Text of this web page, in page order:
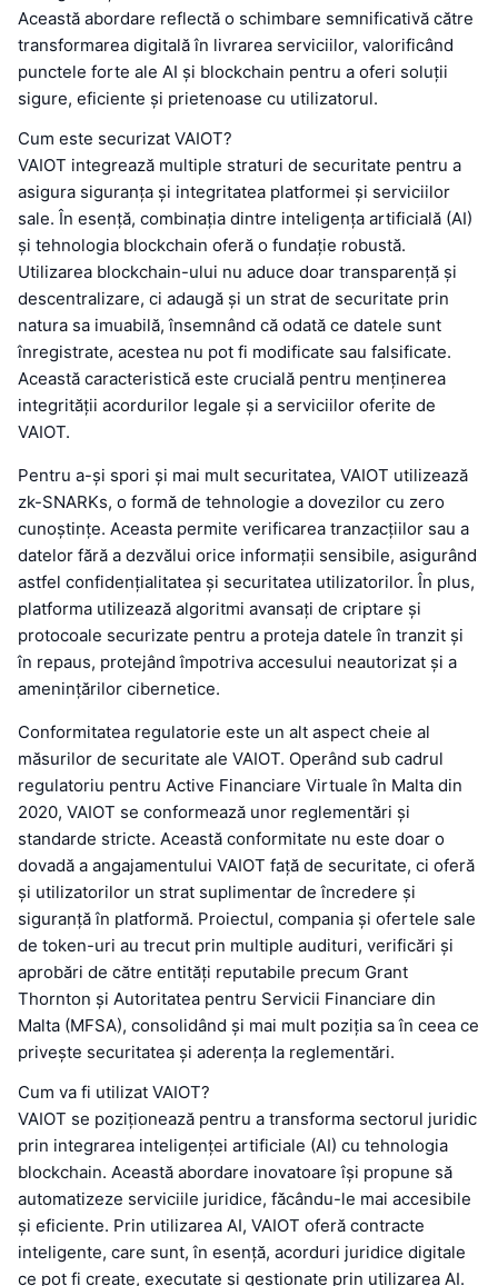
Această abordare reflectă o schimbare semnificativă către
transformarea digitală în livrarea serviciilor, valorificând
punctele forte ale AI și blockchain pentru a oferi soluții
sigure, eficiente și prietenoase cu utilizatorul.
Cum este securizat VAIOT?
VAIOT integrează multiple straturi de securitate pentru a
asigura siguranța și integritatea platformei și serviciilor
sale. În esență, combinația dintre inteligența artificială (AI)
și tehnologia blockchain oferă o fundație robustă.
Utilizarea blockchain-ului nu aduce doar transparență și
descentralizare, ci adaugă și un strat de securitate prin
natura sa imuabilă, însemnând că odată ce datele sunt
înregistrate, acestea nu pot fi modificate sau falsificate.
Această caracteristică este crucială pentru menținerea
integrității acordurilor legale și a serviciilor oferite de
VAIOT.
Pentru a-și spori și mai mult securitatea, VAIOT utilizează
zk-SNARKs, o formă de tehnologie a dovezilor cu zero
cunoștințe. Aceasta permite verificarea tranzacțiilor sau a
datelor fără a dezvălui orice informații sensibile, asigurând
astfel confidențialitatea și securitatea utilizatorilor. În plus,
platforma utilizează algoritmi avansați de criptare și
protocoale securizate pentru a proteja datele în tranzit și
în repaus, protejând împotriva accesului neautorizat și a
amenințărilor cibernetice.
Conformitatea regulatorie este un alt aspect cheie al
măsurilor de securitate ale VAIOT. Operând sub cadrul
regulatoriu pentru Active Financiare Virtuale în Malta din
2020, VAIOT se conformează unor reglementări și
standarde stricte. Această conformitate nu este doar o
dovadă a angajamentului VAIOT față de securitate, ci oferă
și utilizatorilor un strat suplimentar de încredere și
siguranță în platformă. Proiectul, compania și ofertele sale
de token-uri au trecut prin multiple audituri, verificări și
aprobări de către entități reputabile precum Grant
Thornton și Autoritatea pentru Servicii Financiare din
Malta (MFSA), consolidând și mai mult poziția sa în ceea ce
privește securitatea și aderența la reglementări.
Cum va fi utilizat VAIOT?
VAIOT se poziționează pentru a transforma sectorul juridic
prin integrarea inteligenței artificiale (AI) cu tehnologia
blockchain. Această abordare inovatoare își propune să
automatizeze serviciile juridice, făcându-le mai accesibile
și eficiente. Prin utilizarea AI, VAIOT oferă contracte
inteligente, care sunt, în esență, acorduri juridice digitale
ce pot fi create, executate și gestionate prin utilizarea AI.